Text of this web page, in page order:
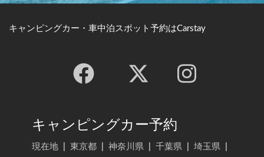
キャンピングカー・車中泊スポット予約はCarstay
キャンピングカー予約
現在地 東京都 神奈川県 千葉県 埼玉県